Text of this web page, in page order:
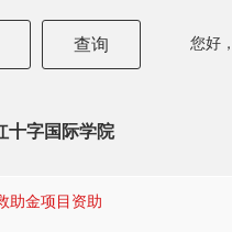
您好，
查询
十字国际学院
助金项目资助